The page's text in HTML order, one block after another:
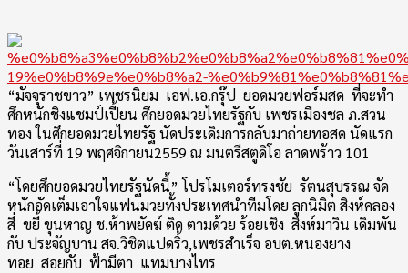
“มัจจุราชขาว” เพชรนิยม เอฟ.เอ.กรุ๊ป ยอดมวยฟอร์มสด ที่จะทำ
ศึกหนักชิงแชมป์เปี้ยน ศึกยอดมวยไทยรัฐกับ เพชรเมืองชล ภ.สวน
ทอง ในศึกยอดมวยไทยรัฐ นัดประเดิมการกลับมาถ่ายทอสด นัดแรก
วันเสาร์ที่ 19 พฤศจิกายน2559 ณ มนตรีสตูดิโอ ลาดพร้าว 101
“โดยศึกยอดมวยไทยรัฐนัดนี้” โปรโมเตอร์ทรงชัย รัตนสุบรรณ จัด
หนักอัดเต็มเอาใจแฟนมวยทั้งประเทศนำทีมโดย ลูกนิมิต สิงห์คลอง
สี่ ขยี้ ขุนหาญ ช.ห้าพยัคฆ์ ติด ตามด้วย ร้อยเชิง สิงห์มาวิน เดิมพัน
กับ ประจัญบาน สจ.วิชิตแปดริ้ว,เพชรสำเร็จ อบต.หนองยาง
ทอย สอยกับ ฟ้ามีตา แทมบางไทร